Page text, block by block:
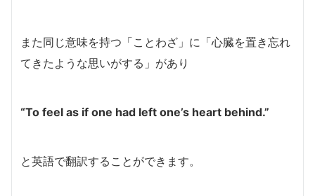
また同じ意味を持つ「ことわざ」に「心臓を置き忘れ
てきたような思いがする」があり
“To feel as if one had left one’s heart behind.”
と英語で翻訳することができます。